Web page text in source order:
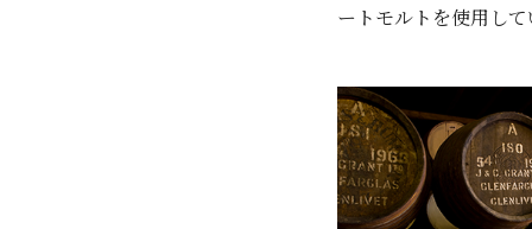
ートモルトを使用して